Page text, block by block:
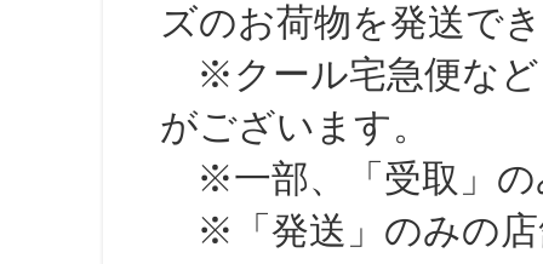
ズのお荷物を発送で
※クール宅急便など
がございます。
※一部、「受取」の
※「発送」のみの店